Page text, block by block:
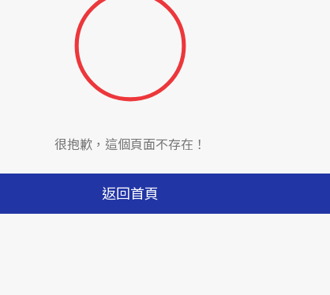
很抱歉，這個頁面不存在！
返回首頁